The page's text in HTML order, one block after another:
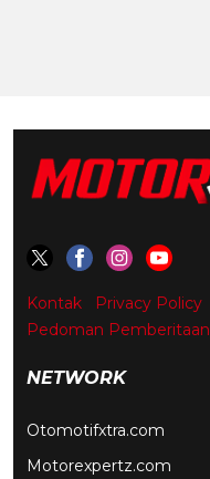
Kontak Privacy Policy
Pedoman Pemberitaan
NETWORK
Otomotifxtra.com
Motorexpertz.com